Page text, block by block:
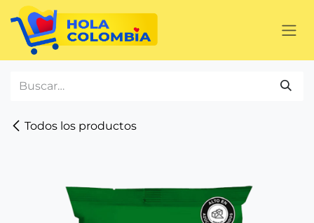
Ir al contenido
Todos los productos